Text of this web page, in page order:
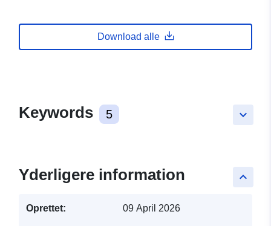
Download alle
keyboard_arrow_down
Keywords 5
keyboard_arrow_up
Yderligere information
Oprettet: 09 April 2026